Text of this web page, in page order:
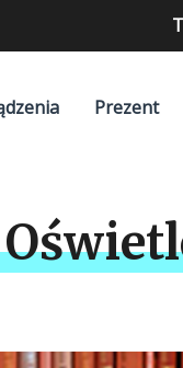
Prezent